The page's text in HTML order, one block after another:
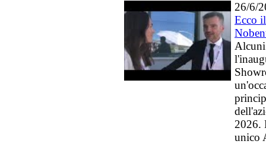
26/6/
Ecco
Alcuni
2026.
unico